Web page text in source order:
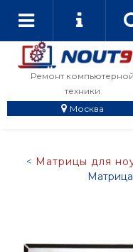
Ремонт компьютерной
техники
Москва
Матрицы для